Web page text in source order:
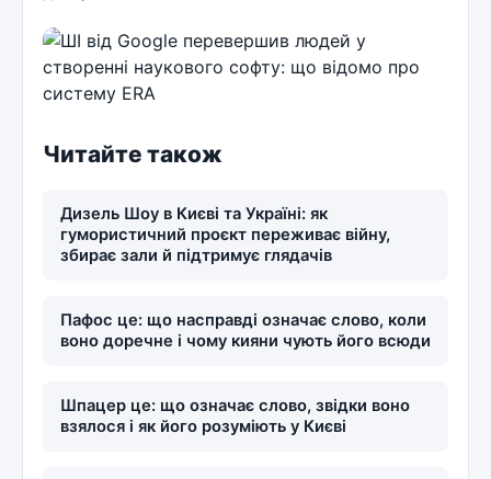
Читайте також
Дизель Шоу в Києві та Україні: як
гумористичний проєкт переживає війну,
збирає зали й підтримує глядачів
Пафос це: що насправді означає слово, коли
воно доречне і чому кияни чують його всюди
Шпацер це: що означає слово, звідки воно
взялося і як його розуміють у Києві